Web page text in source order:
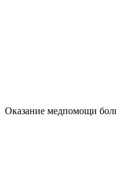
Оказание медпомощи